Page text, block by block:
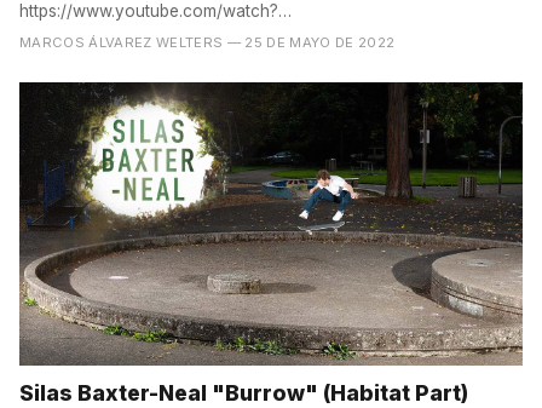
https://www.youtube.com/watch?
v=3QiE2ATE7so&ab_channel=jenkemmag
MARCOS ÁLVAREZ WELTERS — 25 DE MAYO DE 2022
Silas Baxter-Neal "Burrow" (Habitat Part)